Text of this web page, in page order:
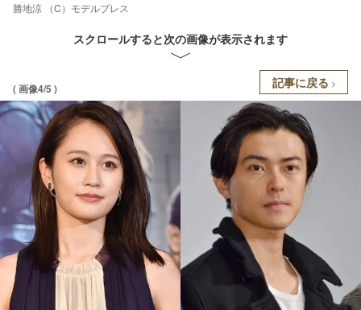
勝地涼 （C）モデルプレス
スクロールすると次の画像が表示されます
( 画像4/5 ) 記事に戻る